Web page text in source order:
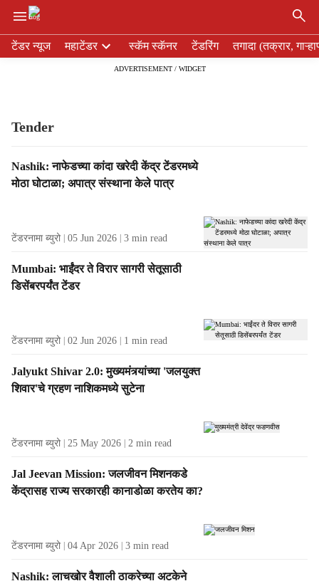
e
टेंडर न्यूज महाटेंडर स्कॅम स्कॅनर टेंडरिंग तगादा (तक्रार,
ADVERTISEMENT / WIDGET
Tender
T
a
s
l
t
Nashik: नाफेडच्या कांदा खरेदी केंद्र टेंडरमध्ये
मोठा घोटाळा; अपात्र संस्थाना केले पात्र
टेंडरनामा ब्युरो 05 Jun 2026 3 min read
Mumbai: भाईंदर ते विरार सागरी सेतूसाठी
डिसेंबरपर्यंत टेंडर
टेंडरनामा ब्युरो 02 Jun 2026 1 min read
Jalyukt Shivar 2.0: मुख्यमंत्र्यांच्या 'जलयुक्त
शिवार'चे ग्रहण नाशिकमध्ये सुटेना
टेंडरनामा ब्युरो 25 May 2026 2 min read
Jal Jeevan Mission: जलजीवन मिशनकडे
केंद्रासह राज्य सरकारही कानाडोळा करतेय का?
टेंडरनामा ब्युरो 04 Apr 2026 3 min read
Nashik: लाचखोर वैशाली ठाकरेच्या अटकेने